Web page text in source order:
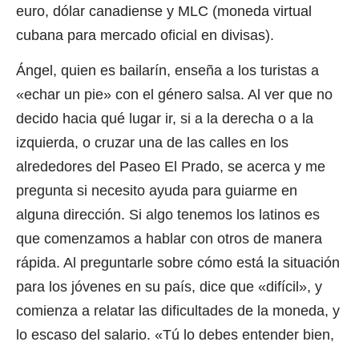
euro, dólar canadiense y MLC (moneda virtual
cubana para mercado oficial en divisas).
Ángel, quien es bailarín, enseña a los turistas a
«echar un pie» con el género salsa. Al ver que no
decido hacia qué lugar ir, si a la derecha o a la
izquierda, o cruzar una de las calles en los
alrededores del Paseo El Prado, se acerca y me
pregunta si necesito ayuda para guiarme en
alguna dirección. Si algo tenemos los latinos es
que comenzamos a hablar con otros de manera
rápida. Al preguntarle sobre cómo está la situación
para los jóvenes en su país, dice que «difícil», y
comienza a relatar las dificultades de la moneda, y
lo escaso del salario. «Tú lo debes entender bien,